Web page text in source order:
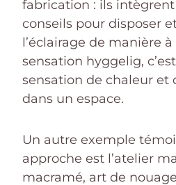
fabrication : ils
conseils pour disposer
l’éclairage de manière
sensation hyggelig,
sensation de chaleur et
dans un espace.
Un autre exemple
approche est l’atelier
macramé, art de